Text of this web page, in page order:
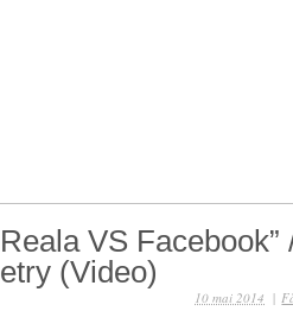
VS Facebook”
(Video)
|
10 mai 2014